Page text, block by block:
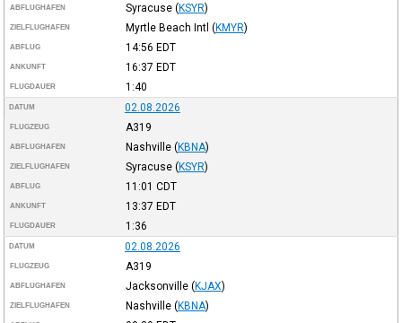
ABFLUGHAFEN Syracuse (KSYR)
ZIELFLUGHAFEN Myrtle Beach Intl (KMYR)
ABFLUG 14:56 EDT
ANKUNFT 16:37 EDT
FLUGDAUER 1:40
DATUM 02.08.2026
FLUGZEUG A319
ABFLUGHAFEN Nashville (KBNA)
ZIELFLUGHAFEN Syracuse (KSYR)
ABFLUG 11:01 CDT
ANKUNFT 13:37 EDT
FLUGDAUER 1:36
DATUM 02.08.2026
FLUGZEUG A319
ABFLUGHAFEN Jacksonville (KJAX)
ZIELFLUGHAFEN Nashville (KBNA)